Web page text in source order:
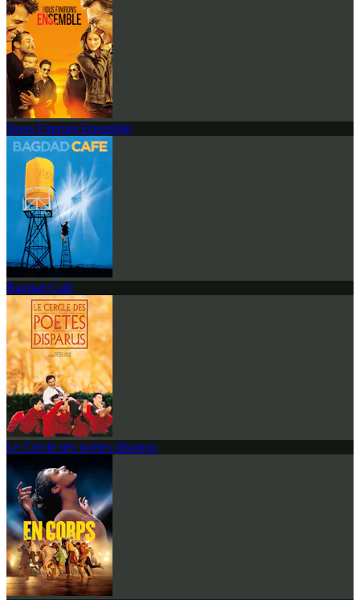
Nous Finirons Ensemble
Bagdad Café
Le Cercle des poètes disparus